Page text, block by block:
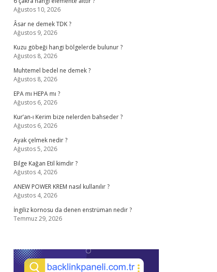
Ağustos 10, 2026
Âsar ne demek TDK ?
Ağustos 9, 2026
Kuzu göbeği hangi bölgelerde bulunur ?
Ağustos 8, 2026
Muhtemel bedel ne demek ?
Ağustos 8, 2026
EPA mı HEPA mı ?
Ağustos 6, 2026
Kur’an-ı Kerim bize nelerden bahseder ?
Ağustos 6, 2026
Ayak çelmek nedir ?
Ağustos 5, 2026
Bilge Kağan Etil kimdir ?
Ağustos 4, 2026
ANEW POWER KREM nasıl kullanılır ?
Ağustos 4, 2026
İngiliz kornosu da denen enstrüman nedir ?
Temmuz 29, 2026